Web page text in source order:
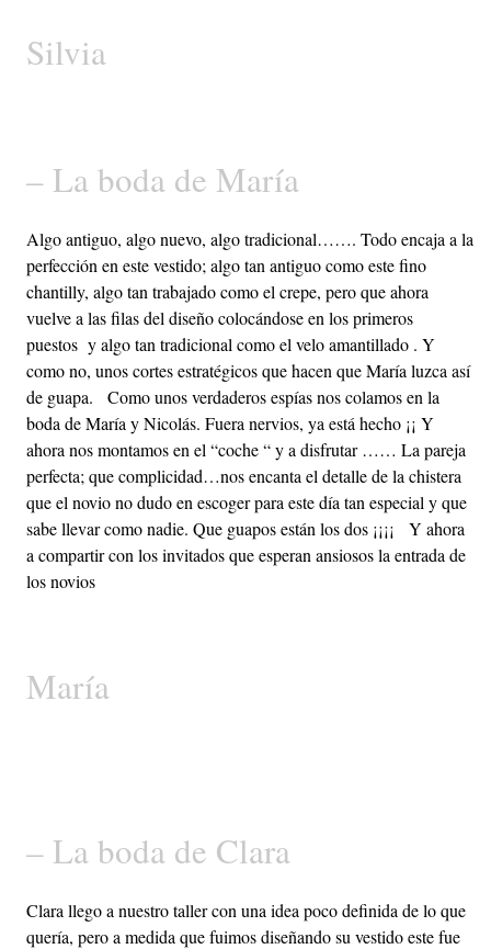
Silvia
– La boda de María
Algo antiguo, algo nuevo, algo tradicional……. Todo encaja a la
perfección en este vestido; algo tan antiguo como este fino
chantilly, algo tan trabajado como el crepe, pero que ahora
vuelve a las filas del diseño colocándose en los primeros
puestos y algo tan tradicional como el velo amantillado . Y
como no, unos cortes estratégicos que hacen que María luzca así
de guapa. Como unos verdaderos espías nos colamos en la
boda de María y Nicolás. Fuera nervios, ya está hecho ¡¡ Y
ahora nos montamos en el “coche “ y a disfrutar …… La pareja
perfecta; que complicidad…nos encanta el detalle de la chistera
que el novio no dudo en escoger para este día tan especial y que
sabe llevar como nadie. Que guapos están los dos ¡¡¡¡ Y ahora
a compartir con los invitados que esperan ansiosos la entrada de
los novios
María
– La boda de Clara
Clara llego a nuestro taller con una idea poco definida de lo que
quería, pero a medida que fuimos diseñando su vestido este fue